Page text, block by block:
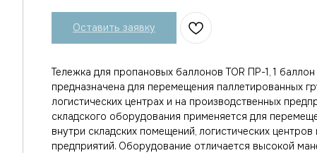
Оставить заявку
Тележка для пропановых баллонов TOR ПР-1, 1
предназначена для перемещения паллетированных
логистических центрах и на производственных
складского оборудования применяется для
внутри складских помещений, логистических
предприятий. Оборудование отличается высокой